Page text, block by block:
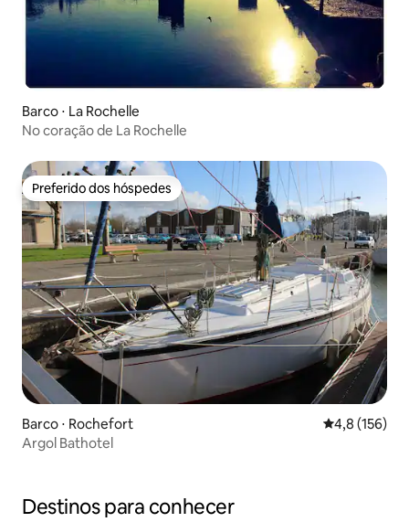
Barco ⋅ La Rochelle
No coração de La Rochelle
Preferido dos hóspedes
Preferido dos hóspedes
Barco ⋅ Rochefort 4,8 de uma
4,8 (156)
Argol Bathotel
Destinos para conhecer